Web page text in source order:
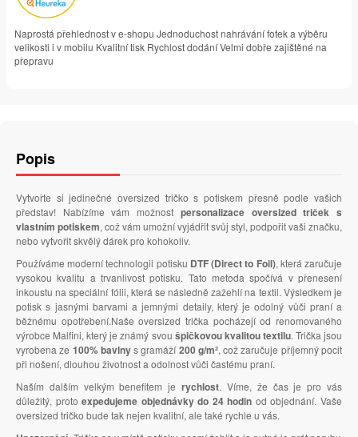
Naprostá přehlednost v e-shopu Jednoduchost nahrávání fotek a výběru
velikosti i v mobilu Kvalitní tisk Rychlost dodání Velmi dobře zajištěné na
přepravu
Popis
Vytvořte si jedinečné oversized tričko s potiskem přesně podle vašich
představ! Nabízíme vám možnost personalizace oversized triček s
vlastním potiskem, což vám umožní vyjádřit svůj styl, podpořit vaši značku,
nebo vytvořit skvělý dárek pro kohokoliv.
Používáme moderní technologii potisku DTF (Direct to Foil), která zaručuje
vysokou kvalitu a trvanlivost potisku. Tato metoda spočívá v přenesení
inkoustu na speciální fólii, která se následně zažehlí na textil. Výsledkem je
potisk s jasnými barvami a jemnými detaily, který je odolný vůči praní a
běžnému opotřebení.Naše oversized trička pocházejí od renomovaného
výrobce Malfini, který je známý svou špičkovou kvalitou textilu. Trička jsou
vyrobena ze 100% bavlnys gramáží200 g/m², což zaručuje příjemný pocit
při nošení, dlouhou životnost a odolnost vůči častému praní.
Naším dalším velkým benefitem jerychlost. Víme, že čas je pro vás
důležitý, protoexpedujeme objednávky do 24 hodin od objednání. Vaše
oversized tričko bude tak nejen kvalitní, ale také rychle u vás.